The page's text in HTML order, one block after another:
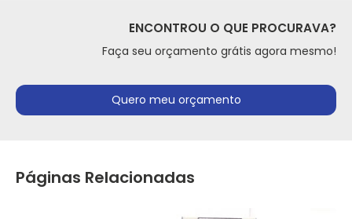
ENCONTROU O QUE PROCURAVA?
Faça seu orçamento grátis agora mesmo!
Quero meu orçamento
Páginas Relacionadas